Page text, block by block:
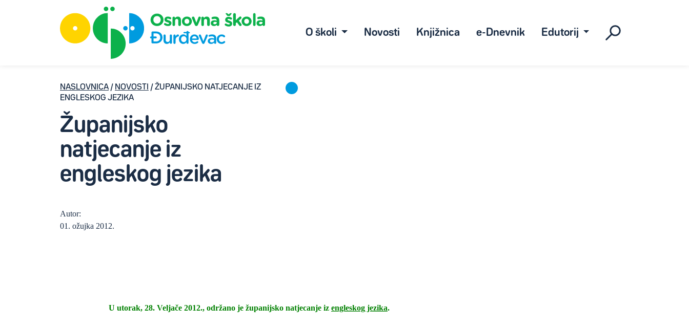
O školi Novosti Knjižnica e-Dnevnik Edutorij
NASLOVNICA / NOVOSTI / ŽUPANIJSKO NATJECANJE IZ
ENGLESKOG JEZIKA
Županijsko
natjecanje iz
engleskog jezika
Autor:
01. ožujka 2012.
U utorak, 28. Veljače 2012., održano je županijsko natjecanje iz engleskog jezika.